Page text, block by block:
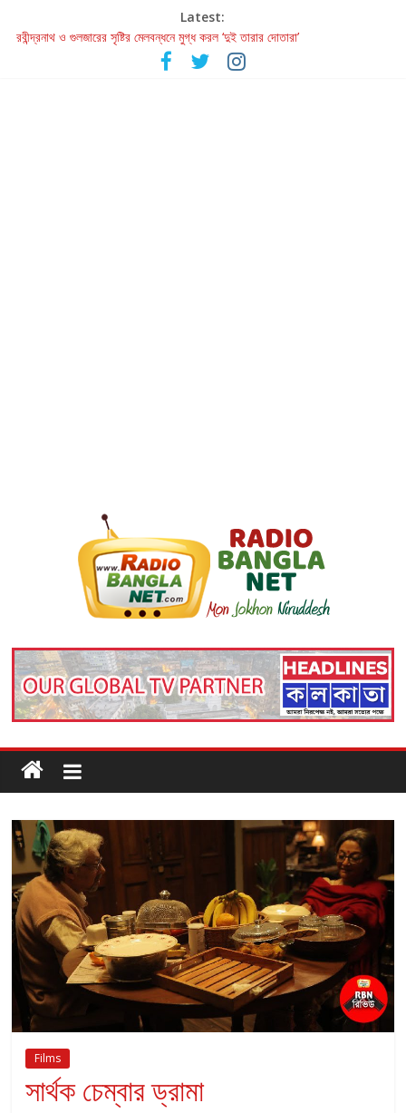
Latest:
রবীন্দ্রনাথ ও গুলজারের সৃষ্টির মেলবন্ধনে মুগ্ধ করল ‘দুই তারার দোতারা’
কলের গান থেকে রীলস্ — বাঙালির গান শোনার বিবর্তনের গল্প
জগন্নাথমঙ্গলম্ — বাংলায় প্রথমবার মঞ্চে এবার রথযাত্রার উদযাপন
Films
সার্থক চেম্বার ড্রামা